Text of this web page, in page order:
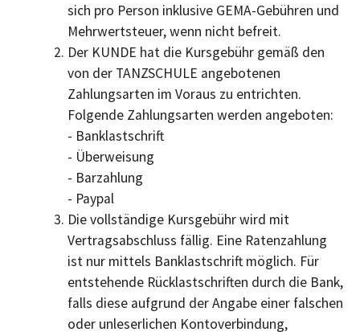
sich pro Person inklusive GEMA-Gebühren und
Mehrwertsteuer, wenn nicht befreit.
Der KUNDE hat die Kursgebühr gemäß den
von der TANZSCHULE angebotenen
Zahlungsarten im Voraus zu entrichten.
Folgende Zahlungsarten werden angeboten:
- Banklastschrift
- Überweisung
- Barzahlung
- Paypal
Die vollständige Kursgebühr wird mit
Vertragsabschluss fällig. Eine Ratenzahlung
ist nur mittels Banklastschrift möglich. Für
entstehende Rücklastschriften durch die Bank,
falls diese aufgrund der Angabe einer falschen
oder unleserlichen Kontoverbindung,